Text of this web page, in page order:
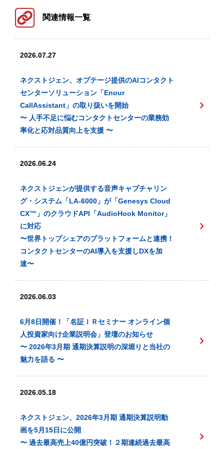
関連情報一覧
2026.07.27
ネクストジェン、オプテージ提供のAIコンタクト
センターソリューション「Enour
CallAssistant」の取り扱いを開始
〜 人手不足に悩むコンタクトセンターの業務効
率化と応対品質向上を支援 〜
2026.06.24
ネクストジェンが提供する音声キャプチャリン
グ・システム「LA-6000」が「Genesys Cloud
CX™️」のクラウドAPI「AudioHook Monitor」
に対応
〜世界トップシェアのプラットフォームと連携！
コンタクトセンターのAI導入を支援しDXを加
速〜
2026.06.03
6月8日開催！「名証ＩＲセミナー オンライン個
人投資家向け企業説明会」登壇のお知らせ
〜 2026年3月期 通期決算説明の深堀りと当社の
魅力を語る 〜
2026.05.18
ネクストジェン、2026年3月期 通期決算説明動
画を5月15日に公開
〜 過去最高売上40億円突破！２期連続過去最高